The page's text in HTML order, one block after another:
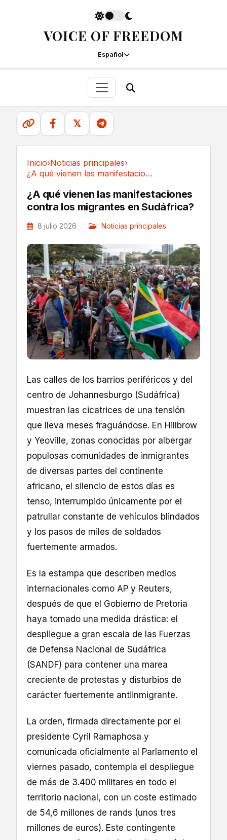
VOICE OF FREEDOM
Español
𝕏
Inicio›Noticias principales›
¿A qué vienen las manifestaciones contra los...
¿A qué vienen las manifestaciones
contra los migrantes en Sudáfrica?
8 julio 2026 Noticias principales
Las calles de los barrios periféricos y del
centro de Johannesburgo (Sudáfrica)
muestran las cicatrices de una tensión
que lleva meses fraguándose. En Hillbrow
y Yeoville, zonas conocidas por albergar
populosas comunidades de inmigrantes
de diversas partes del continente
africano, el silencio de estos días es
tenso, interrumpido únicamente por el
patrullar constante de vehículos blindados
y los pasos de miles de soldados
fuertemente armados.
Es la estampa que describen medios
internacionales como AP y Reuters,
después de que el Gobierno de Pretoria
haya tomado una medida drástica: el
despliegue a gran escala de las Fuerzas
de Defensa Nacional de Sudáfrica
(SANDF) para contener una marea
creciente de protestas y disturbios de
carácter fuertemente antiinmigrante.
La orden, firmada directamente por el
presidente Cyril Ramaphosa y
comunicada oficialmente al Parlamento el
viernes pasado, contempla el despliegue
de más de 3.400 militares en todo el
territorio nacional, con un coste estimado
de 54,6 millones de rands (unos tres
millones de euros). Este contingente